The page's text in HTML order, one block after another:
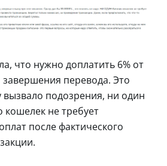
что нужно доплатить 6% от
перевода. Это
вызвало подозрения, ни один
кошелек не требует
после фактического